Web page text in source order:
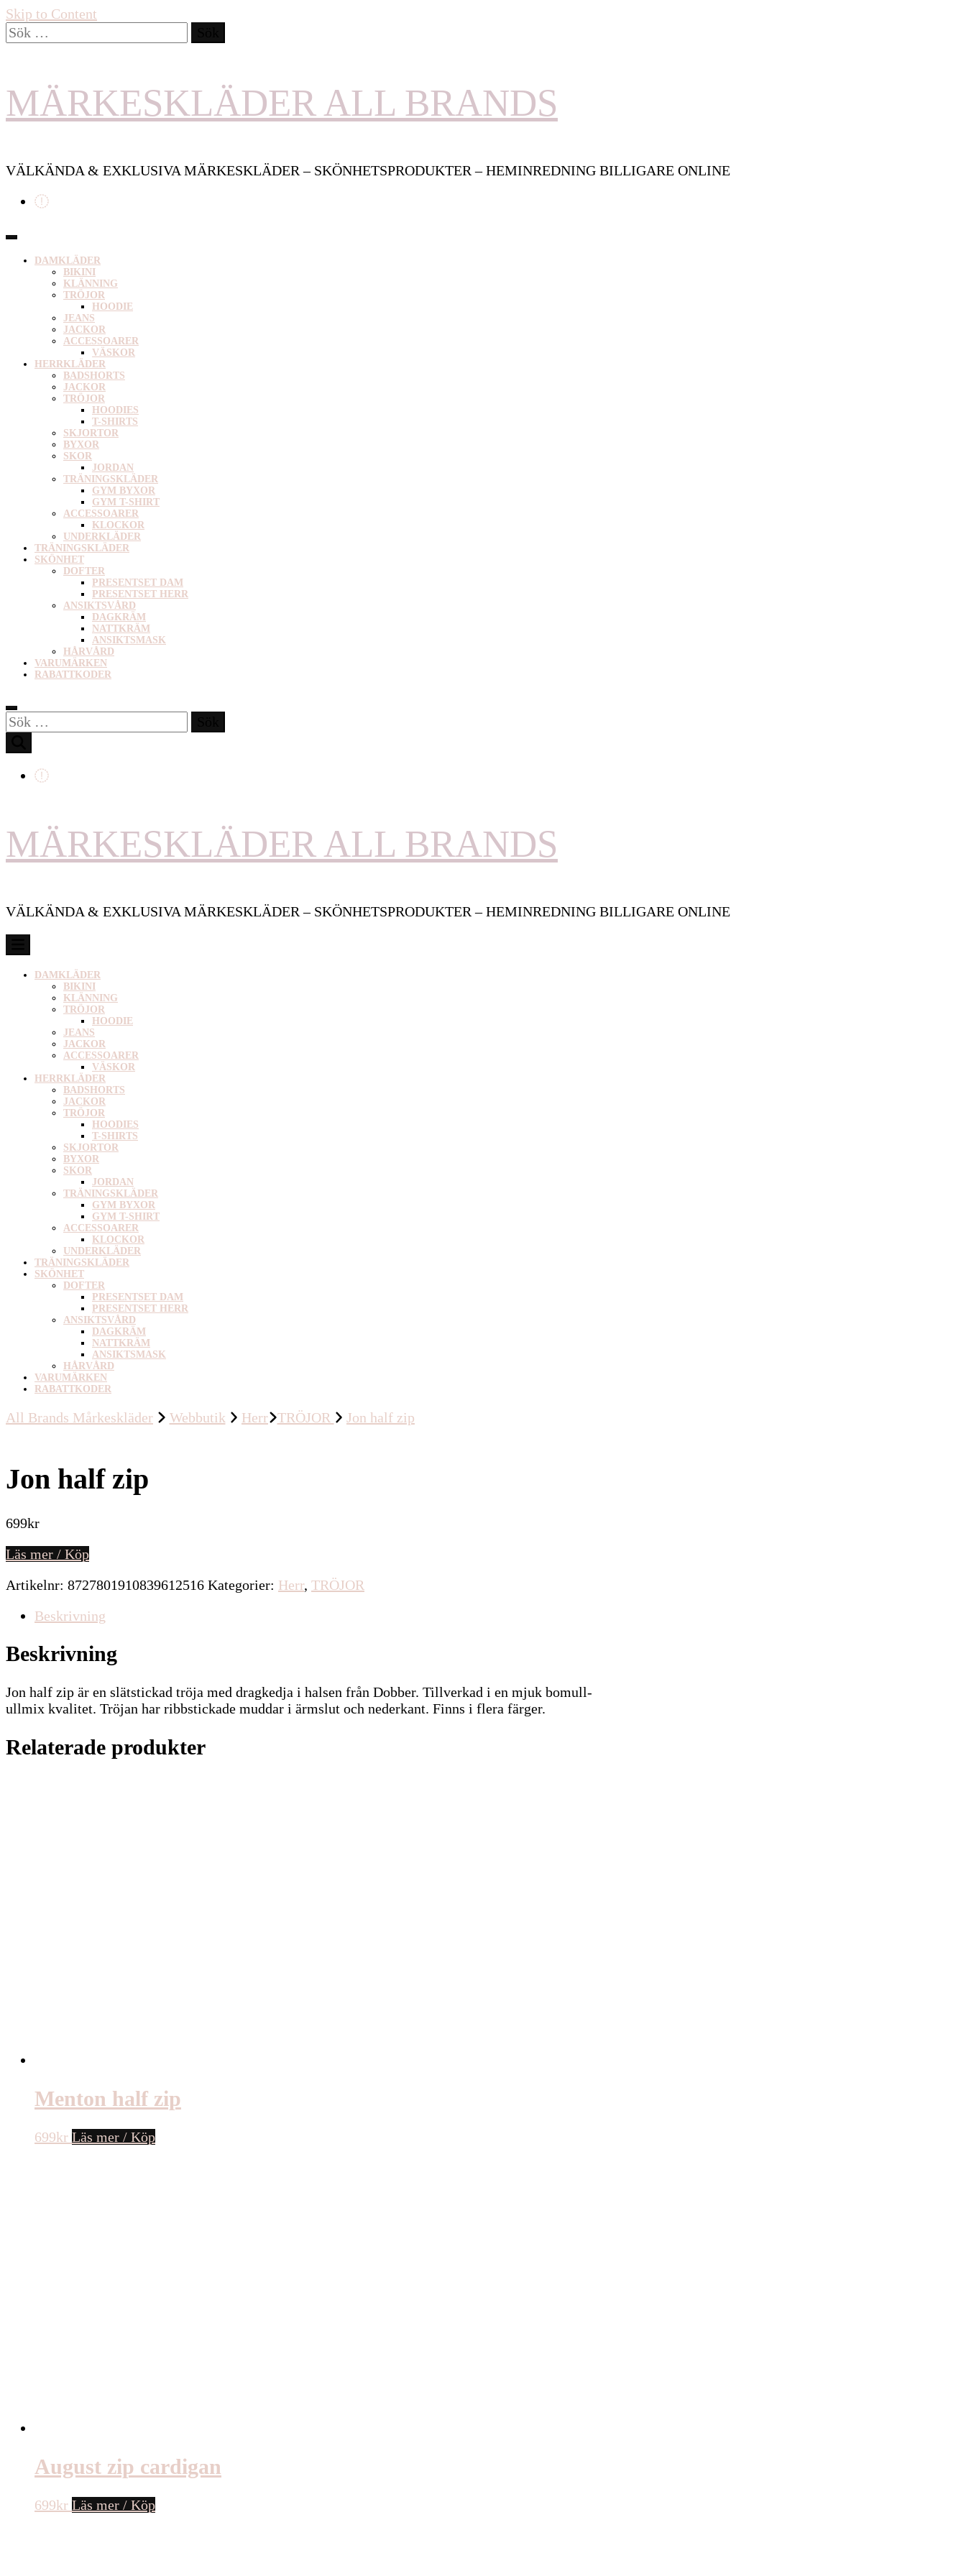
Skip to Content
Sök
efter:
MÄRKESKLÄDER ALL BRANDS
VÄLKÄNDA & EXKLUSIVA MÄRKESKLÄDER – SKÖNHETSPRODUKTER – HEMINREDNING BILLIGARE ONLINE
DAMKLÄDER
BIKINI
KLÄNNING
TRÖJOR
HOODIE
JEANS
JACKOR
ACCESSOARER
VÄSKOR
HERRKLÄDER
BADSHORTS
JACKOR
TRÖJOR
HOODIES
T-SHIRTS
SKJORTOR
BYXOR
SKOR
JORDAN
TRÄNINGSKLÄDER
GYM BYXOR
GYM T-SHIRT
ACCESSOARER
KLOCKOR
UNDERKLÄDER
TRÄNINGSKLÄDER
SKÖNHET
DOFTER
PRESENTSET DAM
PRESENTSET HERR
ANSIKTSVÅRD
DAGKRÄM
NATTKRÄM
ANSIKTSMASK
HÅRVÅRD
VARUMÄRKEN
RABATTKODER
Sök
efter:
MÄRKESKLÄDER ALL BRANDS
VÄLKÄNDA & EXKLUSIVA MÄRKESKLÄDER – SKÖNHETSPRODUKTER – HEMINREDNING BILLIGARE ONLINE
DAMKLÄDER
BIKINI
KLÄNNING
TRÖJOR
HOODIE
JEANS
JACKOR
ACCESSOARER
VÄSKOR
HERRKLÄDER
BADSHORTS
JACKOR
TRÖJOR
HOODIES
T-SHIRTS
SKJORTOR
BYXOR
SKOR
JORDAN
TRÄNINGSKLÄDER
GYM BYXOR
GYM T-SHIRT
ACCESSOARER
KLOCKOR
UNDERKLÄDER
TRÄNINGSKLÄDER
SKÖNHET
DOFTER
PRESENTSET DAM
PRESENTSET HERR
ANSIKTSVÅRD
DAGKRÄM
NATTKRÄM
ANSIKTSMASK
HÅRVÅRD
VARUMÄRKEN
RABATTKODER
All Brands Mårkeskläder Webbutik Herr TRÖJOR Jon half zip
Jon half zip
699kr
Läs mer / Köp
Artikelnr: 8727801910839612516 Kategorier: Herr, TRÖJOR
Beskrivning
Beskrivning
Jon half zip är en slätstickad tröja med dragkedja i halsen från Dobber. Tillverkad i en mjuk bomull-
ullmix kvalitet. Tröjan har ribbstickade muddar i ärmslut och nederkant. Finns i flera färger.
Relaterade produkter
Menton half zip
699kr Läs mer / Köp
August zip cardigan
699kr Läs mer / Köp